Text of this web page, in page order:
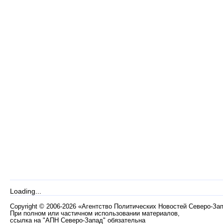
Loading...
Copyright © 2006-2026 «Агентство Политических Новостей Северо-
При полном или частичном использовании материалов,
ссылка на "АПН Северо-Запад" обязательна